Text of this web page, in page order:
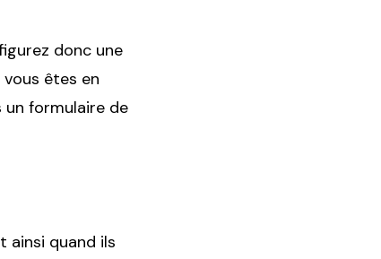
donc une
êtes en
formulaire de
ainsi quand ils